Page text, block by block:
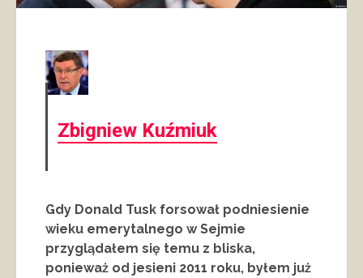
Zbigniew Kuźmiuk
Gdy Donald Tusk forsował podniesienie
wieku emerytalnego w Sejmie
przyglądałem się temu z bliska,
ponieważ od jesieni 2011 roku, byłem już